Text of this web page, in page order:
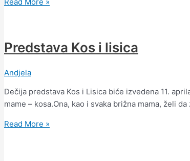
Predstava Kos i lisica
Andjela
Dečija predstava Kos i Lisica biće izvedena 11.
mame – kosa.Ona, kao i svaka brižna mama, želi
Read More »